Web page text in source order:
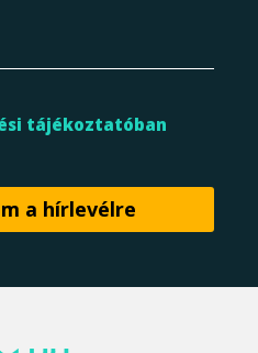
tájékoztatóban